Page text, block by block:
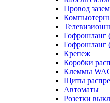
Провод
Гофрошланг
Гофрошланг
Крепеж
Коробки
Клеммы
Щиты
Автоматы
Розетки